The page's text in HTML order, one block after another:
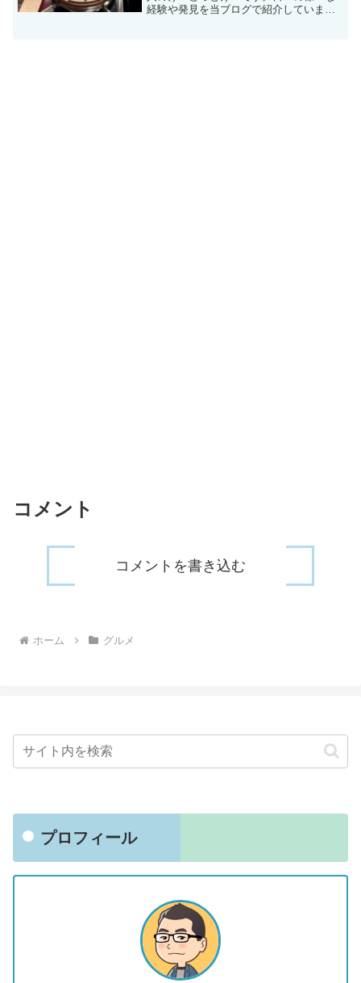
経験や発見を当ブログで紹介していま
コメント
コメントを書き込む
ホーム グルメ
プロフィール